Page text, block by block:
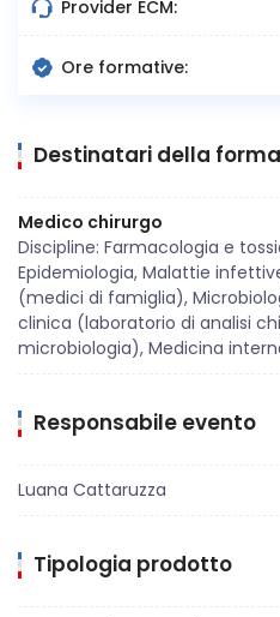
Provider ECM:
Ore formative:
Destinatari della
Medico chirurgo
Discipline: Farmacologia e
Epidemiologia, Malattie
(medici di famiglia),
clinica (laboratorio di analisi
microbiologia), Medicina
Responsabile evento
Luana Cattaruzza
Tipologia prodotto